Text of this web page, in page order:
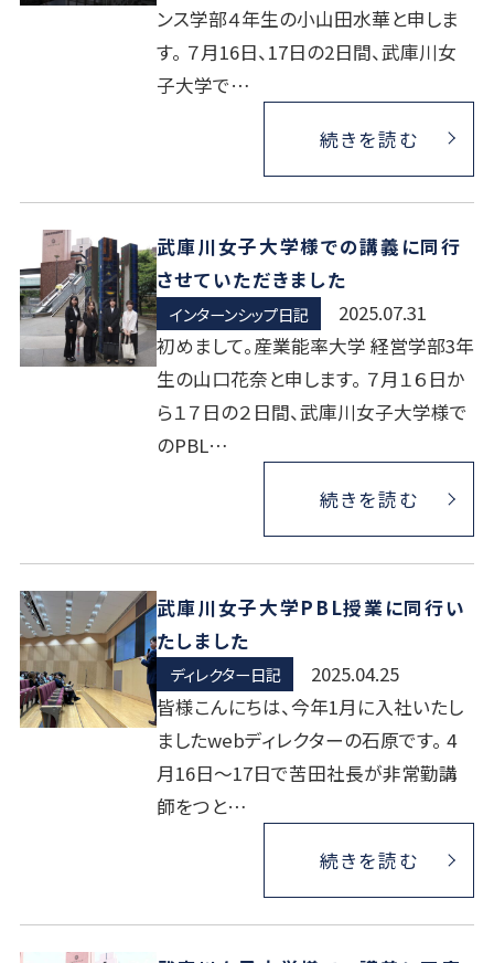
ンス学部４年生の小山田水華と申しま
す。 ７月16日、17日の2日間、武庫川女
子大学で…
続きを読む
武庫川女子大学様での講義に同行
させていただきました
インターンシップ日記
2025.07.31
初めまして。産業能率大学 経営学部3年
生の山口花奈と申します。 ７月１６日か
ら１７日の２日間、武庫川女子大学様で
のPBL…
続きを読む
武庫川女子大学PBL授業に同行い
たしました
ディレクター日記
2025.04.25
皆様こんにちは、今年1月に入社いたし
ましたwebディレクターの石原です。 4
月16日～17日で苦田社長が非常勤講
師をつと…
続きを読む